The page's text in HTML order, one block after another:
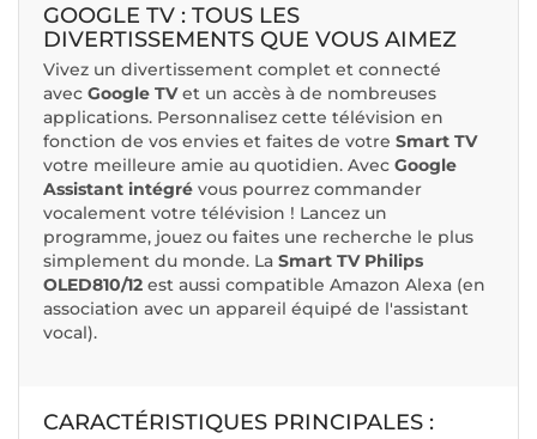
GOOGLE TV : TOUS LES
DIVERTISSEMENTS QUE VOUS AIMEZ
Vivez un divertissement complet et connecté
avec Google TVet un accès à de nombreuses
applications. Personnalisez cette télévision en
fonction de vos envies et faites de votre Smart TV
votre meilleure amie au quotidien. Avec Google
Assistant intégré vous pourrez commander
vocalement votre télévision ! Lancez un
programme, jouez ou faites une recherche le plus
simplement du monde. La Smart TV Philips
OLED810/12 est aussi compatible Amazon Alexa (en
association avec un appareil équipé de l'assistant
vocal).
CARACTÉRISTIQUES PRINCIPALES :